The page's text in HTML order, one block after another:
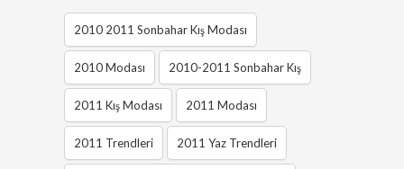
2010 2011 Sonbahar Kış Modası
2010 Modası 2010-2011 Sonbahar Kış
2011 Kış Modası 2011 Modası
2011 Trendleri 2011 Yaz Trendleri